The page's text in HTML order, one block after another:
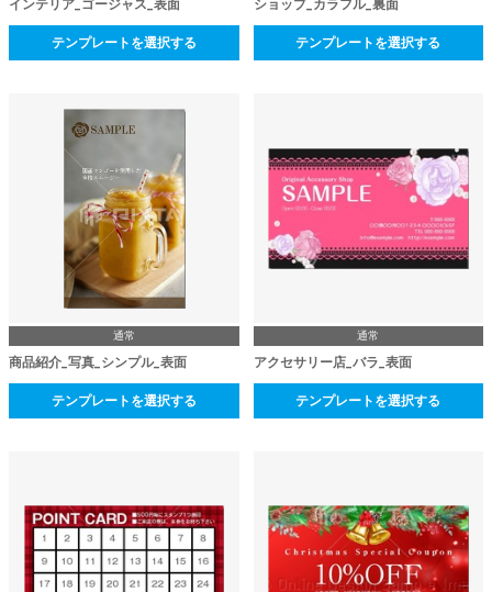
インテリア_ゴージャス_表面
テンプレートを選択する
ショップ_カラフル_裏面
テンプレートを選択する
通常
商品紹介_写真_シンプル_表面
テンプレートを選択する
通常
アクセサリー店_バラ_表面
テンプレートを選択する